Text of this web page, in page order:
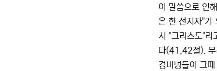
이 말씀으로 인
은 한 선지자"가
서 "그리스도"라
다(41,42절). 무
경비병들이 그